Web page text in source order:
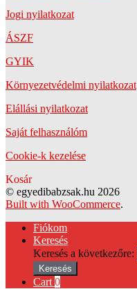
Jogi nyilatkozat
ÁSZF
GYIK
Környezetvédelmi nyilatkozat
Elállási nyilatkozat
Saját felhasználóm
Cookie-k kezelése
Kosár
© egyedibabzsak.hu 2026
Built with WooCommerce.
Fiókom
Keresés
Keresés a következőre:
Keresés
Cart 0